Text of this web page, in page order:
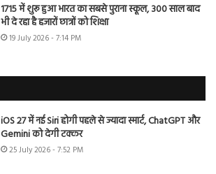
1715 में शुरू हुआ भारत का सबसे पुराना स्कूल, 300 साल बाद
भी दे रहा है हजारों छात्रों को शिक्षा
19 July 2026 - 7:14 PM
iOS 27 में नई Siri होगी पहले से ज्यादा स्मार्ट, ChatGPT और
Gemini को देगी टक्कर
25 July 2026 - 7:52 PM